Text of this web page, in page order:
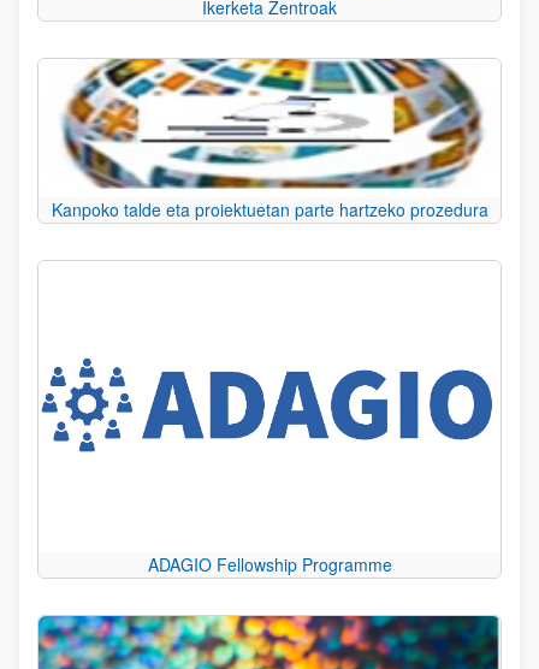
Ikerketa Zentroak
Kanpoko talde eta proiektuetan parte hartzeko prozedura
ADAGIO Fellowship Programme